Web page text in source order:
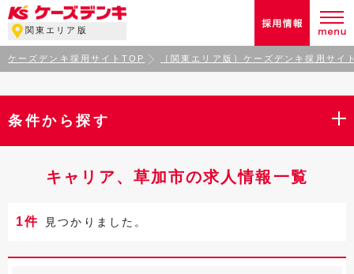
関東エリア版
ケーズデンキ採用サイトTOP ［関東エリア版］ケーズデンキ採用サイ
条件から探す
キャリア、草加市の求人情報一覧
1件 見つかりました。